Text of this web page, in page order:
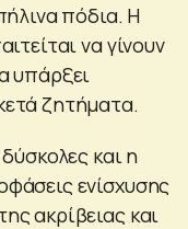
πόδια. Η
να γίνουν
υπάρξει
ζητήματα.
και η
ενίσχυσης
ακρίβειας και